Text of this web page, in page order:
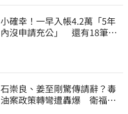
小確幸！一早入帳4.2萬「5年
內沒申請充公」 還有18筆錢
石崇良、姜至剛驚傳請辭？毒
油案政策轉彎遭轟爆 衛福部